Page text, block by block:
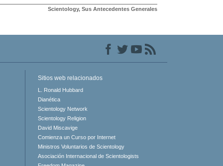
Scientology, Sus Antecedentes Generales
Sitios web relacionados
L. Ronald Hubbard
Dianética
Scientology Network
Scientology Religion
David Miscavige
Comienza un Curso por Internet
Ministros Voluntarios de Scientology
Asociación Internacional de Scientologists